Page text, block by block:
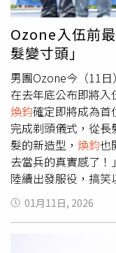
伍。（圖／索尼音
按規定可以回覆訊息
工作滿滿，三人也利
言先一步入伍，表示
其中，分享說：「
和佳辰同樣在適應全
學、同團出道，現
「前輩」的煥鈞 也分
意事項，更笑說自
題，什麼都吃，意
能全員合體的Ozone
商演廠商、代言、
伍時間，每個單位
時間。哲言加入海
Ozone入伍前
髮變寸頭」
男團Ozone今（11
在去年底公布即將
煥鈞確定即將成為首
完成剃頭儀式，從
髮的新造型， 煥鈞也
去當兵的真實感了
陸續出發服役，搞
的水一樣，帶著一
他們回來時都變得
轉。」他更貼心準
01月11日, 2026